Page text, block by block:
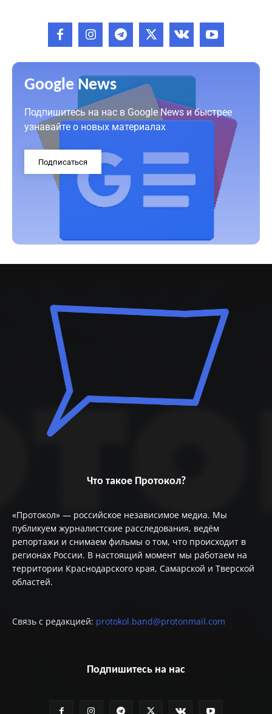
Google News
Подпишитесь на нас в Google News и быстрее
узнавайте о новых материалах
Подписаться
Что такое Протокол?
«Протокол» — российское независимое медиа. Мы
публикуем журналистские расследования, ведём
репортажи и снимаем фильмы о том, что происходит в
регионах России. В настоящий момент мы работаем на
территории Краснодарского края, Самарской и Тверской
областей.
Связь с редакцией: protokol.band@protonmail.com
Подпишитесь на нас